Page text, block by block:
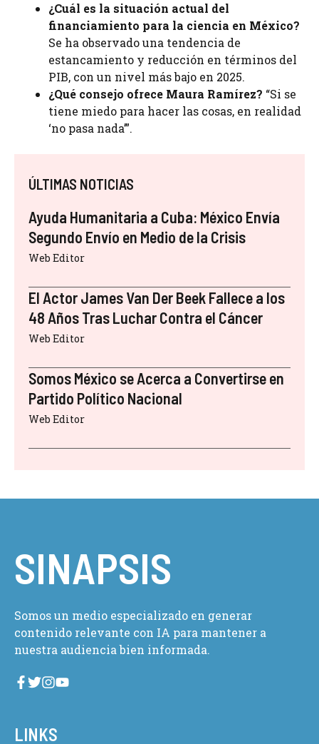
¿Cuál es la situación actual del
financiamiento para la ciencia en México?
Se ha observado una tendencia de
estancamiento y reducción en términos del
PIB, con un nivel más bajo en 2025.
¿Qué consejo ofrece Maura Ramírez? “Si se
tiene miedo para hacer las cosas, en realidad
‘no pasa nada’”.
ÚLTIMAS NOTICIAS
Ayuda Humanitaria a Cuba: México Envía
Segundo Envío en Medio de la Crisis
Web Editor
El Actor James Van Der Beek Fallece a los
48 Años Tras Luchar Contra el Cáncer
Web Editor
Somos México se Acerca a Convertirse en
Partido Político Nacional
Web Editor
SINAPSIS
Somos un medio especializado en generar
contenido relevante con IA para mantener a
nuestra audiencia bien informada.
LINKS